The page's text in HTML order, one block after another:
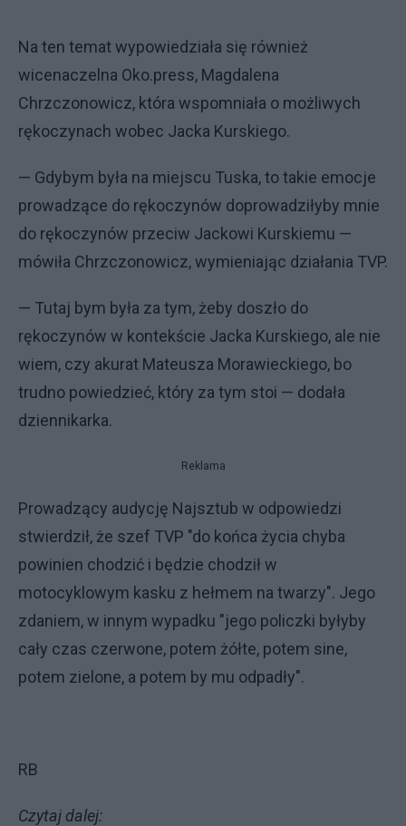
Na ten temat wypowiedziała się również
wicenaczelna Oko.press, Magdalena
Chrzczonowicz, która wspomniała o możliwych
rękoczynach wobec Jacka Kurskiego.
— Gdybym była na miejscu Tuska, to takie emocje
prowadzące do rękoczynów doprowadziłyby mnie
do rękoczynów przeciw Jackowi Kurskiemu —
mówiła Chrzczonowicz, wymieniając działania TVP.
— Tutaj bym była za tym, żeby doszło do
rękoczynów w kontekście Jacka Kurskiego, ale nie
wiem, czy akurat Mateusza Morawieckiego, bo
trudno powiedzieć, który za tym stoi — dodała
dziennikarka.
Reklama
Prowadzący audycję Najsztub w odpowiedzi
stwierdził, że szef TVP "do końca życia chyba
powinien chodzić i będzie chodził w
motocyklowym kasku z hełmem na twarzy". Jego
zdaniem, w innym wypadku "jego policzki byłyby
cały czas czerwone, potem żółte, potem sine,
potem zielone, a potem by mu odpadły".
RB
Czytaj dalej: